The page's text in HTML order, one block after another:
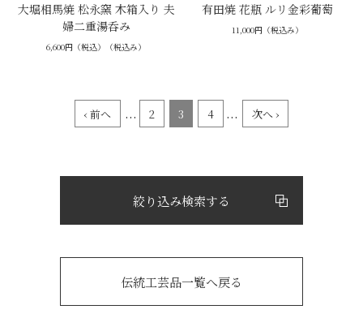
大堀相馬焼 松永窯 木箱入り 夫
婦二重湯呑み
6,600円（税込）（税込み）
有田焼 花瓶 ルリ金彩葡萄
11,000円（税込み）
‹ 前へ ... 2 3 4 ... 次へ ›
絞り込み検索する
伝統工芸品一覧へ戻る